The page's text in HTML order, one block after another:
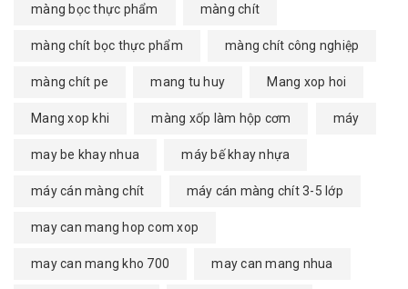
màng bọc thực phẩm màng chít
màng chít bọc thực phẩm màng chít công nghiệp
màng chít pe mang tu huy Mang xop hoi
Mang xop khi màng xốp làm hộp cơm máy
may be khay nhua máy bế khay nhựa
máy cán màng chít máy cán màng chít 3-5 lớp
may can mang hop com xop
may can mang kho 700 may can mang nhua